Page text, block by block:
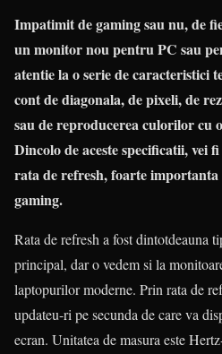
Impatimit de gaming sau nu, de
un monitor nou pentru PC sau
atentie la o serie de caracteristici
cont de diagonala, de pixeli, de
sau de reproducerea culorilor cu
Dincolo de aceste specificatii, vei
rata de refresh, foarte importanta
gaming.
Rata de refresh a fost dintotdeauna
principal, dar o vedem si la
laptopurilor moderne. Prin rata de
updateu-ri pe secunda de care va
ecran. Unitatea de masura este